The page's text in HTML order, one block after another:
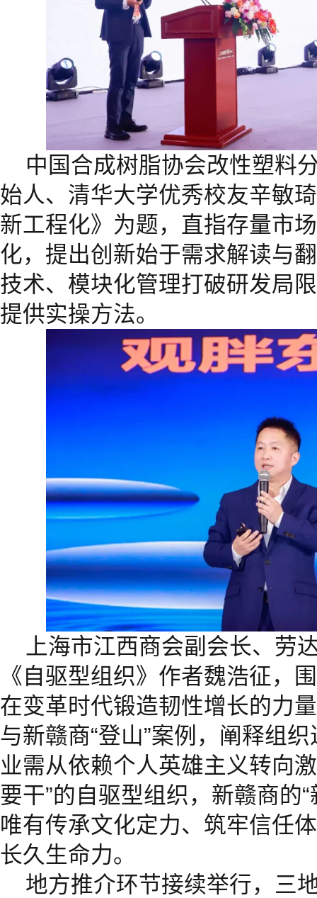
中国合成树脂协会改性塑料
始人、清华大学优秀校友辛敏
新工程化》为题，直指存量市
化，提出创新始于需求解读与
技术、模块化管理打破研发局
提供实操方法。
上海市江西商会副会长、劳
《自驱型组织》作者魏浩征，
在变革时代锻造韧性增长的力
与新赣商“登山”案例，阐释组
业需从依赖个人英雄主义转向
要干”的自驱型组织，新赣商的“
唯有传承文化定力、筑牢信任
长久生命力。
地方推介环节接续举行，三